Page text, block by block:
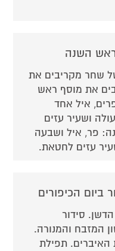
השנה
שחר מקריבים את
את מוסף ראש
איל אחד
ושעיר עזים
פר, איל ושבעה
עזים לחטאת.
ביום הכיפורים
סידור
המזבח והמנורה.
האיברים. תפילת